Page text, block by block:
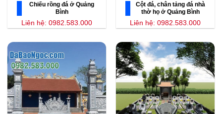
Chiếu rồng đá ở Quảng
Bình
Liên hệ: 0982.583.000
Cột đá, chân tảng đá nhà
thờ họ ở Quảng Bình
Liên hệ: 0982.583.000